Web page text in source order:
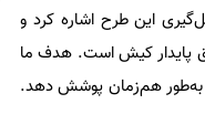
این طرح اشاره کرد و
پایدار کیش است. هدف ما
به‌طور هم‌زمان پوشش دهد.